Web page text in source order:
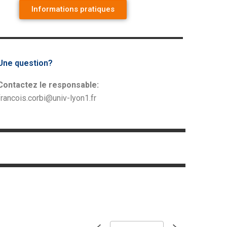
Informations pratiques
question?
le responsable:
lyon1.fr